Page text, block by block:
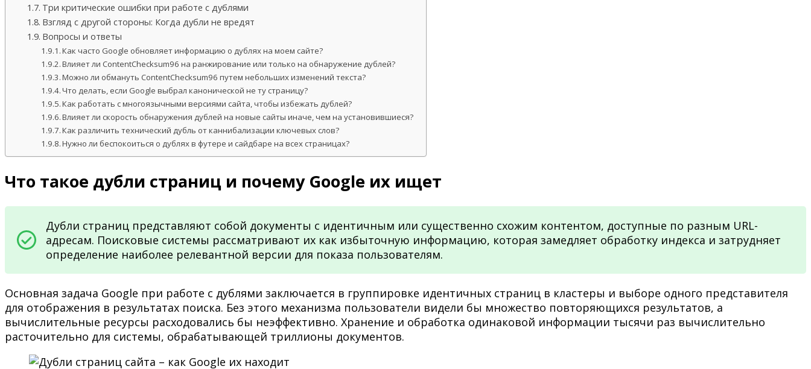
Три критические ошибки при работе с дублями
Взгляд с другой стороны: Когда дубли не вредят
Вопросы и ответы
Как часто Google обновляет информацию о дублях на моем сайте?
Влияет ли ContentChecksum96 на ранжирование или только на обнаружение дублей?
Можно ли обмануть ContentChecksum96 путем небольших изменений текста?
Что делать, если Google выбрал канонической не ту страницу?
Как работать с многоязычными версиями сайта, чтобы избежать дублей?
Влияет ли скорость обнаружения дублей на новые сайты иначе, чем на установившиеся?
Как различить технический дубль от каннибализации ключевых слов?
Нужно ли беспокоиться о дублях в футере и сайдбаре на всех страницах?
Что такое дубли страниц и почему Google их ищет
Дубли страниц представляют собой документы с идентичным или существенно схожим контентом, доступные по разным URL-
адресам. Поисковые системы рассматривают их как избыточную информацию, которая замедляет обработку индекса и затрудняет
определение наиболее релевантной версии для показа пользователям.
Основная задача Google при работе с дублями заключается в группировке идентичных страниц в кластеры и выборе одного представителя
для отображения в результатах поиска. Без этого механизма пользователи видели бы множество повторяющихся результатов, а
вычислительные ресурсы расходовались бы неэффективно. Хранение и обработка одинаковой информации тысячи раз вычислительно
расточительно для системы, обрабатывающей триллионы документов.